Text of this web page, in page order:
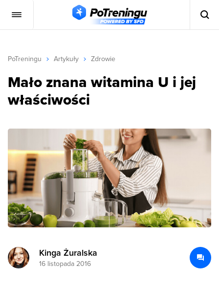
PoTreningu Artykuły Zdrowie
Mało znana witamina U i jej
właściwości
Kinga Żuralska
16 listopada 2016